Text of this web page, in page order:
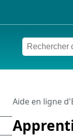
Aide en ligne